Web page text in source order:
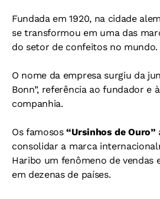
Fundada em 1920, na cidade
se transformou em uma das
do setor de confeitos no mundo.
O nome da empresa surgiu da
Bonn”, referência ao fundador e
companhia.
Os famosos“Ursinhos de Ouro”
consolidar a marca
Haribo um fenômeno de vendas
em dezenas de países.